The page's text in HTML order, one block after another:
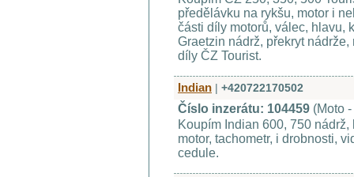
předělávku na rykšu, motor i
části díly motorů, válec, hlavu,
Graetzin nádrž, překryt
díly ČZ Tourist.
Indian | +420722170502
Číslo inzerátu: 104459 (Moto
Koupím Indian 600, 750
motor, tachometr, i drobnosti,
cedule.